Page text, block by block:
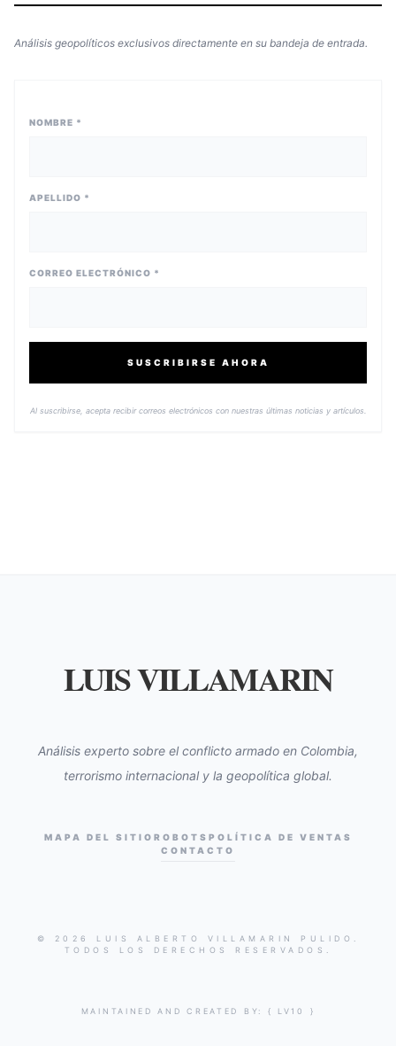
Análisis geopolíticos exclusivos directamente en su bandeja de entrada.
NOMBRE *
APELLIDO *
CORREO ELECTRÓNICO *
SUSCRIBIRSE AHORA
Al suscribirse, acepta recibir correos electrónicos con nuestras últimas noticias y artículos.
LUIS VILLAMARIN
Análisis experto sobre el conflicto armado en Colombia,
terrorismo internacional y la geopolítica global.
MAPA DEL SITIO ROBOTS POLÍTICA DE VENTAS
CONTACTO
© 2026 LUIS ALBERTO VILLAMARIN PULIDO.
TODOS LOS DERECHOS RESERVADOS.
MAINTAINED AND CREATED BY: { LV10 }